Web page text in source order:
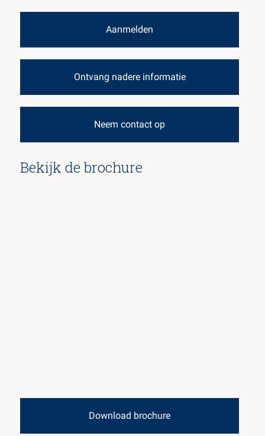
Aanmelden
Ontvang nadere informatie
Neem contact op
Bekijk de brochure
Download brochure